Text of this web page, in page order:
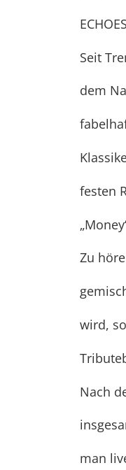
Seit
dem
festen
Zu
wird,
Nach
man